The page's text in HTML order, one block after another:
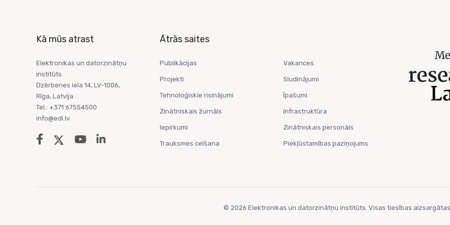
Kā mūs atrast
Elektronikas un datorzinātņu
institūts
Dzērbenes iela 14, LV-1006,
Rīga, Latvija
Tel.: +371 67554500
info@edi.lv
Ātrās saites
Publikācijas
Projekti
Tehnoloģiskie risinājumi
Zinātniskais žurnāls
Iepirkumi
Trauksmes celšana
Vakances
Sludinājumi
Īpašumi
Infrastruktūra
Zinātniskais personāls
Piekļūstamības paziņojums
© 2026 Elektronikas un datorzinātņu institūts. Visas tiesības